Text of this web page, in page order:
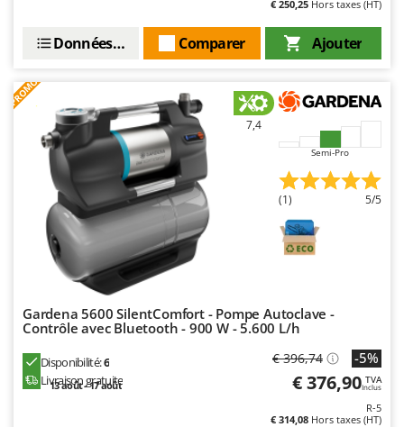
Stocker
T
Tecla
TecnoGen
Tellarini Pompe
Telwin
Tenco
Tineco
Titania
Tornado
Tre Spade
Trev - Abrek - TecnoVIR
Trotec
€ 250,25 Hors taxes (HT)
Ajouter
Comparer
Données techniques
PROMO
7,4
Semi-Pro
(1) 5/5
Gardena 5600 SilentComfort - Pompe Autoclave -
Contrôle avec Bluetooth - 900 W - 5.600 L/h
Disponibilité:6
Livraison gratuite
13 août - 17 août
€ 396,74 -5%
€ 376,90 TVA
Inclus
R-5
€ 314,08 Hors taxes (HT)